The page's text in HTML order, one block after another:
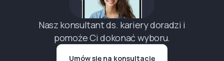
Nasz konsultant ds. kariery doradzi i
pomoże Ci dokonać wyboru.
Umów się na konsultację